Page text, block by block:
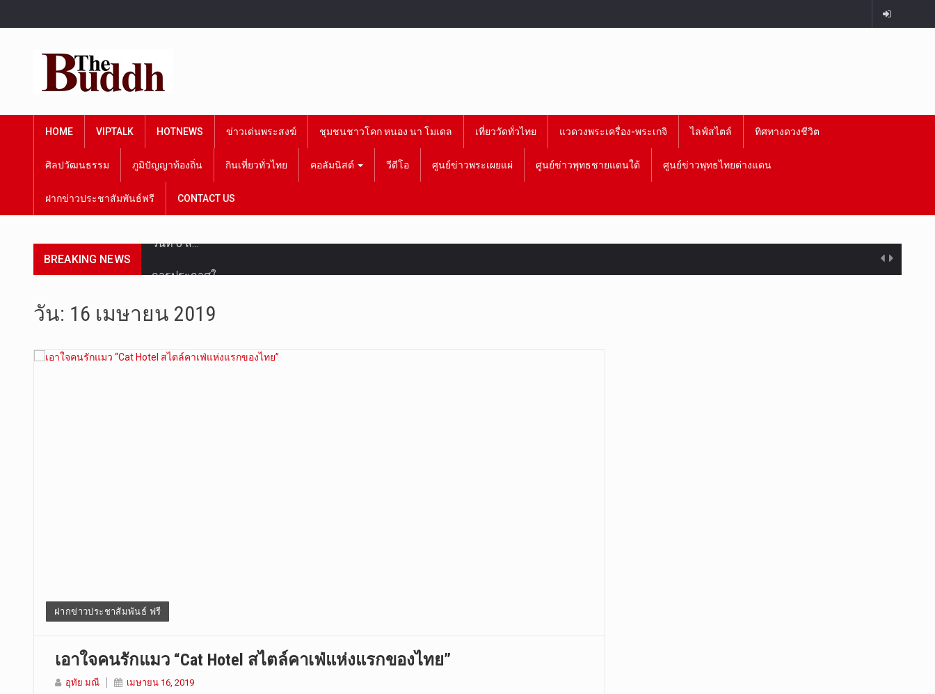
HOME VIPTALK HOTNEWS ข่าวเด่นพระสงฆ์ ชุมชนชาวโคก หนอง นา โมเดล เที่ยววัดทั่วไทย แวดวงพระเครื่อง-พระเกจิ ไลฟ์สไตล์ ทิศทางดวงชีวิต
ศิลปวัฒนธรรม ภูมิปัญญาท้องถิ่น กินเที่ยวทั่วไทย คอลัมนิสต์ วีดีโอ ศูนย์ข่าวพระเผยแผ่ ศูนย์ข่าวพุทธชายแดนใต้ ศูนย์ข่าวพุทธไทยต่างแดน
ฝากข่าวประชาสัมพันธ์ฟรี CONTACT US
BREAKING NEWS
วันพุธที่ …
วันที่ 4 ส…
วัน: 16 เมษายน 2019
ฝากข่าวประชาสัมพันธ์ ฟรี
เอาใจคนรักแมว “Cat Hotel สไตล์คาเฟ่แห่งแรกของไทย”
อุทัย มณี เมษายน 16, 2019